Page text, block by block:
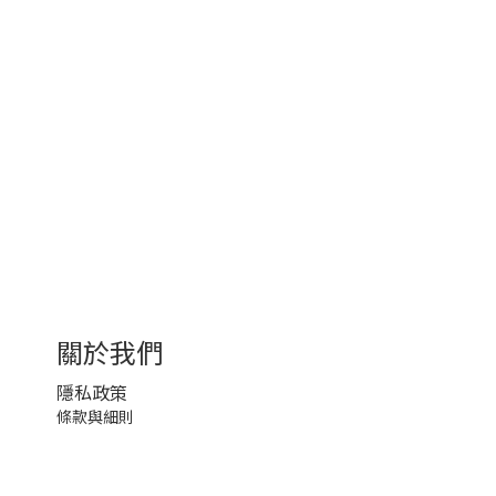
關於我們
隱私政策
條款與細則